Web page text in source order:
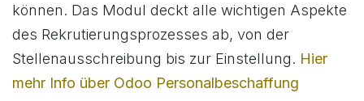
können. Das Modul deckt alle wichtigen Aspekte
des Rekrutierungsprozesses ab, von der
Stellenausschreibung bis zur Einstellung. Hier
mehr Info über Odoo Personalbeschaffung